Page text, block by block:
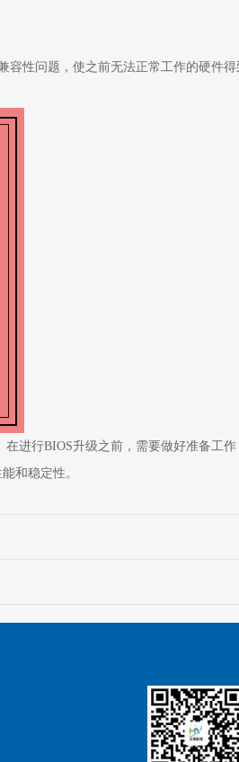
性问题，使之前无法正常工作的硬件
进行BIOS升级之前，需要做好准备工
和稳定性。